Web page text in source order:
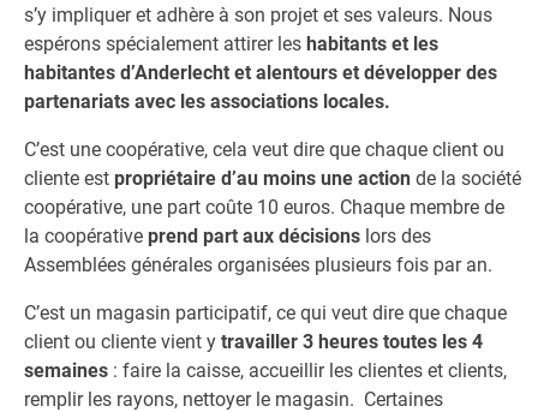
s’y impliquer et adhère à son projet et ses valeurs. Nous
espérons spécialement attirer les habitants et les
habitantes d’Anderlecht et alentours et développer des
partenariats avec les associations locales.
C’est une coopérative, cela veut dire que chaque client ou
cliente est propriétaire d’au moins une action de la société
coopérative, une part coûte 10 euros. Chaque membre de
la coopérative prend part aux décisions lors des
Assemblées générales organisées plusieurs fois par an.
C’est un magasin participatif, ce qui veut dire que chaque
client ou cliente vient y travailler 3 heures toutes les 4
semaines : faire la caisse, accueillir les clientes et clients,
remplir les rayons, nettoyer le magasin. Certaines